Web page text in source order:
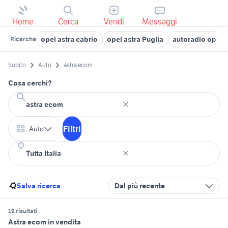
Home Cerca Vendi Messaggi
Ricerche opel astra cabrio opel astra Puglia autoradio opel
Subito Auto astra ecom
Cosa cerchi?
Auto Filtri
Salva ricerca Dal più recente
19 risultati
Astra ecom in vendita